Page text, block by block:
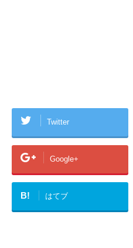
Twitter
Google+
B! はてブ